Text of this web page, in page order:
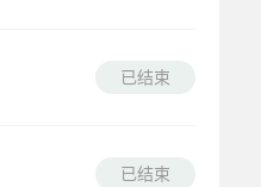
已结束
已结束